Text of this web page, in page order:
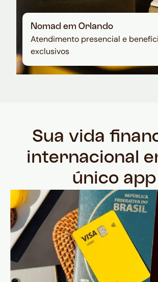
Nomad em Orlando
Atendimento presencial e
exclusivos
Sua vida
internacional
único app